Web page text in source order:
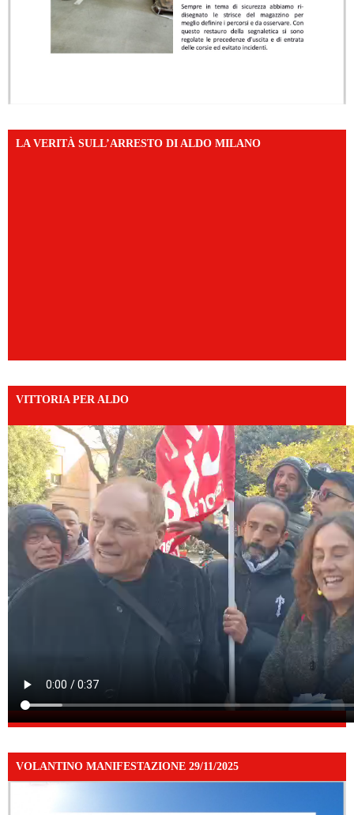
LA VERITÀ SULL’ARRESTO DI ALDO MILANO
VITTORIA PER ALDO
VOLANTINO MANIFESTAZIONE 29/11/2025